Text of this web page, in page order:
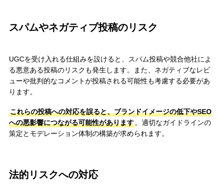
スパムやネガティブ投稿のリスク
UGCを受け入れる仕組みを設けると、スパム投稿や競合他社によ
る悪意ある投稿のリスクも発生します。また、ネガティブなレビ
ューや批判的なコメントが投稿される可能性も考慮する必要があ
ります。
これらの投稿への対応を誤ると、ブランドイメージの低下やSEO
への悪影響につながる可能性があります。適切なガイドラインの
策定とモデレーション体制の構築が求められます。
法的リスクへの対応